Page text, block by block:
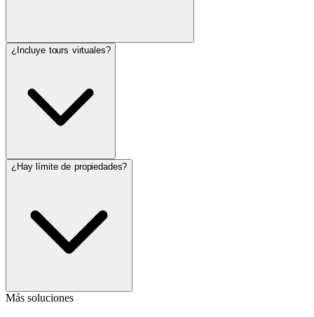
¿Incluye tours virtuales?
¿Hay límite de propiedades?
Más soluciones